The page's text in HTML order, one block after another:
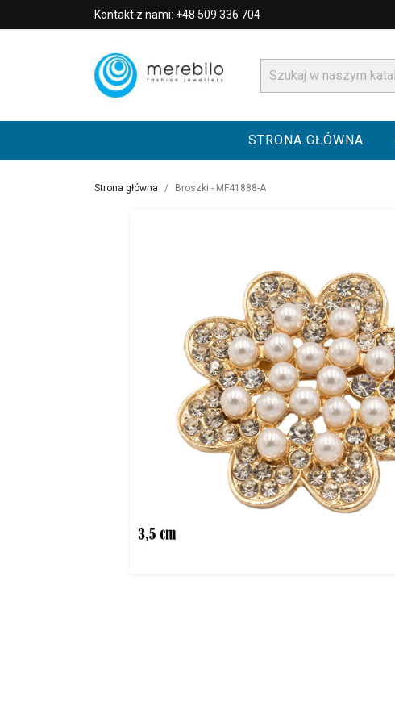
Kontakt z nami: +48 509 336 704
STRONA GŁÓWNA
Strona główna Broszki - MF41888-A